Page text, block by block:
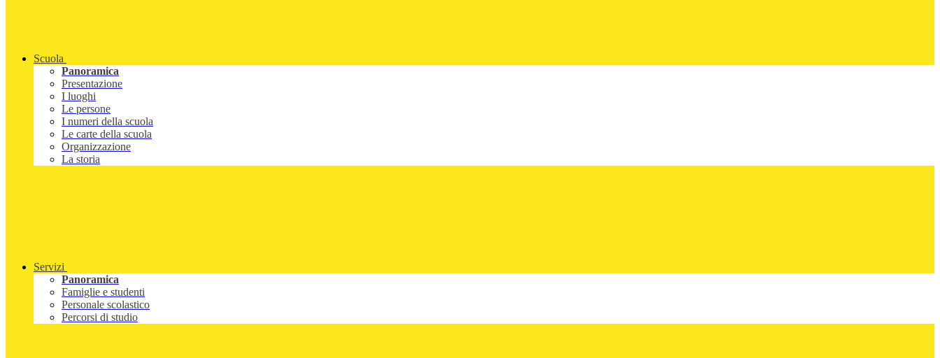
Scuola
Panoramica
Presentazione
I luoghi
Le persone
I numeri della scuola
Le carte della scuola
Organizzazione
La storia
Servizi
Panoramica
Famiglie e studenti
Personale scolastico
Percorsi di studio